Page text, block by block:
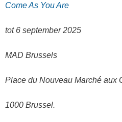
Come As You Are
tot 6 september 2025
MAD Brussels
Place du Nouveau Marché aux
1000 Brussel.